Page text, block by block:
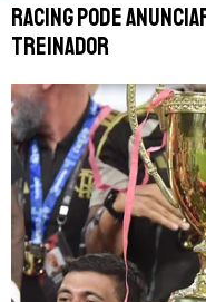
Racing pode
treinador